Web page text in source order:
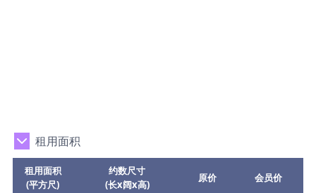
租用面积
租用面积
(平方尺)
约数尺寸
(长x阔x高)
原价 会员价